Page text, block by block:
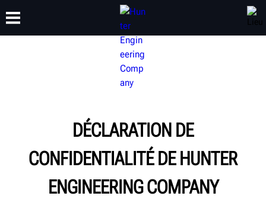
FORMATION
DÉCLARATION DE
CONFIDENTIALITÉ DE HUNTER
ENGINEERING COMPANY